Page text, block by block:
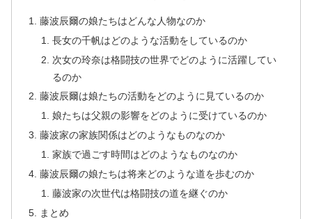
藤波辰爾の娘たちはどんな人物なのか
長女の千帆はどのような活動をしているのか
次女の玲奈は格闘技の世界でどのように活躍してい
るのか
藤波辰爾は娘たちの活動をどのように見ているのか
娘たちは父親の影響をどのように受けているのか
藤波家の家族関係はどのようなものなのか
家族で過ごす時間はどのようなものなのか
藤波辰爾の娘たちは将来どのような道を歩むのか
藤波家の次世代は格闘技の道を継ぐのか
まとめ